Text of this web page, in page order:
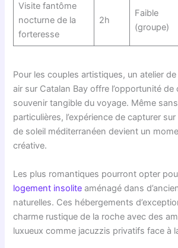
Visite fantôme
nocturne de la
forteresse
2h
Faible
(groupe)
Pour les couples artistiques, un atelier
air sur Catalan Bay offre l’opportunité de
souvenir tangible du voyage. Même
particulières, l’expérience de capturer
de soleil méditerranéen devient un
créative.
Les plus romantiques pourront opter
logement insolite aménagé dans
naturelles. Ces hébergements
charme rustique de la roche avec des
luxueux comme jacuzzis privatifs face à